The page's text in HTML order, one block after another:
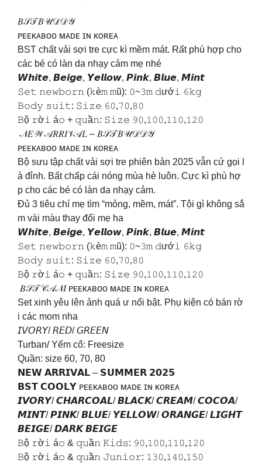
𝐵𝒮𝒯 𝐵𝒰𝒟𝒟𝒴
ᴘᴇᴇᴋᴀʙᴏᴏ ᴍᴀᴅᴇ ɪɴ ᴋᴏʀᴇᴀ
BST chất vải sợi tre cực kì mềm mát. Rất phù hợp cho
các bé có làn da nhạy cảm mẹ nhé
𝙒𝙝𝙞𝙩𝙚, 𝘽𝙚𝙞𝙜𝙚, 𝙔𝙚𝙡𝙡𝙤𝙬, 𝙋𝙞𝙣𝙠, 𝘽𝙡𝙪𝙚, 𝙈𝙞𝙣𝙩
𝚂𝚎𝚝 𝚗𝚎𝚠𝚋𝚘𝚛𝚗 (𝚔è𝚖 𝚖ũ): 𝟶~𝟹𝚖 𝚍ướ𝚒 𝟼𝚔𝚐
𝙱𝚘𝚍𝚢 𝚜𝚞𝚒𝚝: 𝚂𝚒𝚣𝚎 𝟼𝟶,𝟽𝟶,𝟾𝟶
𝙱ộ 𝚛ờ𝚒 á𝚘 + 𝚚𝚞ầ𝚗: 𝚂𝚒𝚣𝚎 𝟿𝟶,𝟷𝟶𝟶,𝟷𝟷𝟶,𝟷𝟸𝟶
𝒩𝐸𝒲 𝒜𝑅𝑅𝐼𝒱𝒜𝐿 – 𝐵𝒮𝒯 𝐵𝒰𝒟𝒟𝒴
ᴘᴇᴇᴋᴀʙᴏᴏ ᴍᴀᴅᴇ ɪɴ ᴋᴏʀᴇᴀ
Bộ sưu tập chất vải sợi tre phiên bản 2025 vẫn cứ gọi l
à đỉnh. Bất chấp cái nóng mùa hè luôn. Cực kì phù hợ
p cho các bé có làn da nhạy cảm.
Đủ 3 tiêu chí mẹ tìm “mỏng, mềm, mát”. Tội gì không sắ
m vài màu thay đổi mẹ ha
𝙒𝙝𝙞𝙩𝙚, 𝘽𝙚𝙞𝙜𝙚, 𝙔𝙚𝙡𝙡𝙤𝙬, 𝙋𝙞𝙣𝙠, 𝘽𝙡𝙪𝙚, 𝙈𝙞𝙣𝙩
𝚂𝚎𝚝 𝚗𝚎𝚠𝚋𝚘𝚛𝚗 (𝚔è𝚖 𝚖ũ): 𝟶~𝟹𝚖 𝚍ướ𝚒 𝟼𝚔𝚐
𝙱𝚘𝚍𝚢 𝚜𝚞𝚒𝚝: 𝚂𝚒𝚣𝚎 𝟼𝟶,𝟽𝟶,𝟾𝟶
𝙱ộ 𝚛ờ𝚒 á𝚘 + 𝚚𝚞ầ𝚗: 𝚂𝚒𝚣𝚎 𝟿𝟶,𝟷𝟶𝟶,𝟷𝟷𝟶,𝟷𝟸𝟶
𝐵𝒮𝒯 𝒞𝒜𝒩𝐼 ᴘᴇᴇᴋᴀʙᴏᴏ ᴍᴀᴅᴇ ɪɴ ᴋᴏʀᴇᴀ
Set xinh yêu lên ảnh quá ư nổi bật. Phụ kiện có bán rờ
i các mom nha
𝘐𝘝𝘖𝘙𝘠/ 𝘙𝘌𝘋/ 𝘎𝘙𝘌𝘌𝘕
Turban/ Yếm cổ: Freesize
Quần: size 60, 70, 80
𝗡𝗘𝗪 𝗔𝗥𝗥𝗜𝗩𝗔𝗟 – 𝗦𝗨𝗠𝗠𝗘𝗥 𝟮𝟬𝟮𝟱
️𝗕𝗦𝗧 𝗖𝗢𝗢𝗟𝗬️ ᴘᴇᴇᴋᴀʙᴏᴏ ᴍᴀᴅᴇ ɪɴ ᴋᴏʀᴇᴀ
𝙄𝙑𝙊𝙍𝙔/ 𝘾𝙃𝘼𝙍𝘾𝙊𝘼𝙇/ 𝘽𝙇𝘼𝘾𝙆/ 𝘾𝙍𝙀𝘼𝙈/ 𝘾𝙊𝘾𝙊𝘼/
𝙈𝙄𝙉𝙏/ 𝙋𝙄𝙉𝙆/ 𝘽𝙇𝙐𝙀/ 𝙔𝙀𝙇𝙇𝙊𝙒/ 𝙊𝙍𝘼𝙉𝙂𝙀/ 𝙇𝙄𝙂𝙃𝙏
𝘽𝙀𝙄𝙂𝙀/ 𝘿𝘼𝙍𝙆 𝘽𝙀𝙄𝙂𝙀
𝙱ộ 𝚛ờ𝚒 á𝚘 & 𝚚𝚞ầ𝚗 𝙺𝚒𝚍𝚜: 𝟿𝟶,𝟷𝟶𝟶,𝟷𝟷𝟶,𝟷𝟸𝟶
𝙱ộ 𝚛ờ𝚒 á𝚘 & 𝚚𝚞ầ𝚗 𝙹𝚞𝚗𝚒𝚘𝚛: 𝟷𝟹𝟶,𝟷𝟺𝟶,𝟷𝟻𝟶